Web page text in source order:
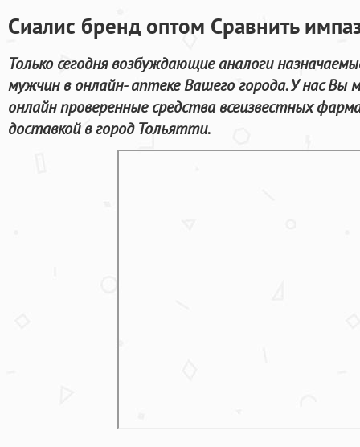
Сиалис бренд оптом Сравнить
Только сегодня возбуждающие аналоги
мужчин в онлайн- аптеке Вашего города. У нас
онлайн проверенные средства всеизвестных
доставкой в город Тольятти.